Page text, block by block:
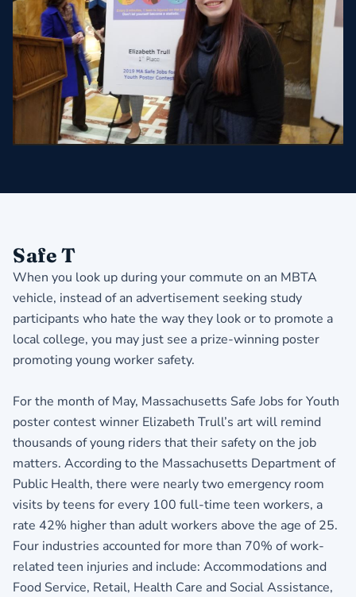
Safe T
When you look up during your commute on an MBTA
vehicle, instead of an advertisement seeking study
participants who hate the way they look or to promote a
local college, you may just see a prize-winning poster
promoting young worker safety.
For the month of May, Massachusetts Safe Jobs for Youth
poster contest winner Elizabeth Trull’s art will remind
thousands of young riders that their safety on the job
matters. According to the Massachusetts Department of
Public Health, there were nearly two emergency room
visits by teens for every 100 full-time teen workers, a
rate 42% higher than adult workers above the age of 25.
Four industries accounted for more than 70% of work-
related teen injuries and include: Accommodations and
Food Service, Retail, Health Care and Social Assistance,